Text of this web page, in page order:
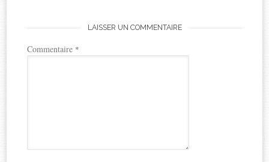
LAISSER UN COMMENTAIRE
Commentaire *